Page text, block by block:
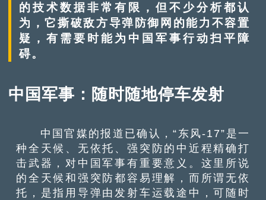
的技术数据非常有限，但不少分析都认
为，它撕破敌方导弹防御网的能力不容置
疑，有需要时能为中国军事行动扫平障
碍。
中国军事：随时随地停车发射
中国官媒的报道已确认，“东风-17”是一
种全天候、无依托、强突防的中近程精确打
击武器，对中国军事有重要意义。这里所说
的全天候和强突防都容易理解，而所谓无依
托，是指用导弹由发射车运载途中，可随时